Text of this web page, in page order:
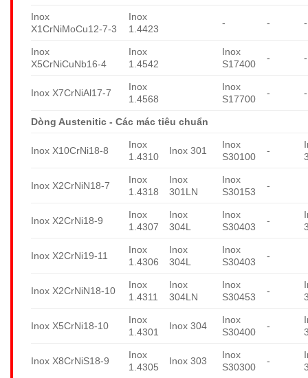
Inox
X1CrNiMoCu12-7-3
Inox
1.4423
- - -
Inox
X5CrNiCuNb16-4
Inox
1.4542
Inox
S17400
- -
Inox X7CrNiAl17-7
Inox
1.4568
Inox
S17700
- -
Dòng Austenitic - Các mác tiêu chuẩn
Inox X10CrNi18-8
Inox
1.4310
Inox 301
Inox
S30100
-
Inox X2CrNiN18-7
Inox
1.4318
Inox
301LN
Inox
S30153
-
Inox X2CrNi18-9
Inox
1.4307
Inox
304L
Inox
S30403
-
Inox X2CrNi19-11
Inox
1.4306
Inox
304L
Inox
S30403
-
Inox X2CrNiN18-10
Inox
1.4311
Inox
304LN
Inox
S30453
-
Inox X5CrNi18-10
Inox
1.4301
Inox 304
Inox
S30400
-
Inox X8CrNiS18-9
Inox
1.4305
Inox 303
Inox
S30300
-